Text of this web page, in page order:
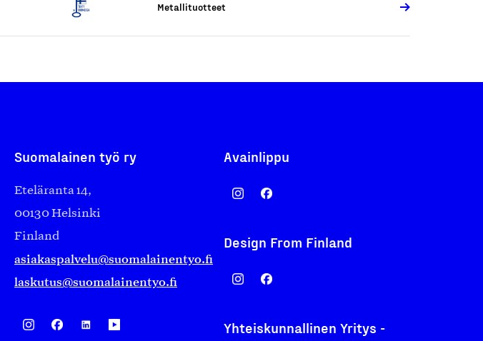
Metallituotteet
Suomalainen työ ry
Eteläranta 14,
00130 Helsinki
Finland
asiakaspalvelu@suomalainentyo.fi
laskutus@suomalainentyo.fi
Avainlippu
Design From Finland
Yhteiskunnallinen Yritys -